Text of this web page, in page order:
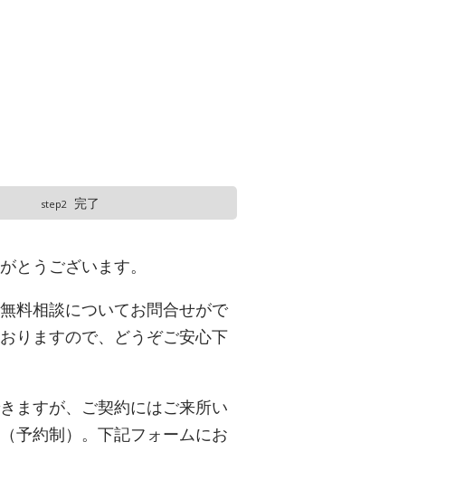
step2 完了
とうございます。
料相談についてお問合せがで
りますので、どうぞご安心下
ますが、ご契約にはご来所い
予約制）。下記フォームにお